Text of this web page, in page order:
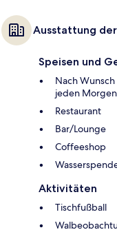
Ausstattung
Speisen und
Nach
jeden
Restaurant
Bar/Lounge
Coffeeshop
Aktivitäten
Tischfußball